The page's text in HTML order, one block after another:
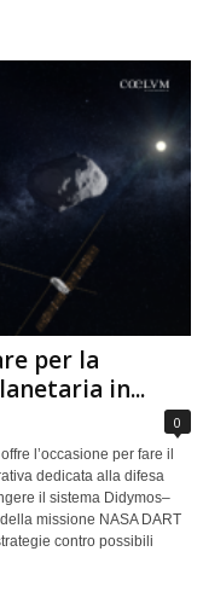
per la
in...
0
l’occasione per fare il
dedicata alla difesa
il sistema Didymos–
missione NASA DART
contro possibili